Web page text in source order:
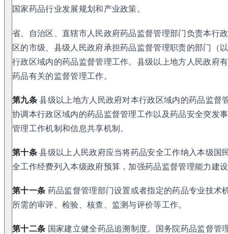
国家药品行业发展规划和产业政策。
省、自治区、直辖市人民政府药品监督管理部门负责本行
区的市级、县级人民政府承担药品监督管理职责的部门（
行政区域内的药品监督管理工作。县级以上地方人民政府
药品有关的监督管理工作。
第九条县级以上地方人民政府对本行政区域内的药品监督
协调本行政区域内的药品监督管理工作以及药品安全突发
管理工作机制和信息共享机制。
第十条县级以上人民政府应当将药品安全工作纳入本级国
全工作经费列入本级政府预算，加强药品监督管理能力建
第十一条 药品监督管理部门设置或者指定的药品专业技术
所需的审评、检验、核查、监测与评价等工作。
第十二条 国家建立健全药品追溯制度。国务院药品监督管